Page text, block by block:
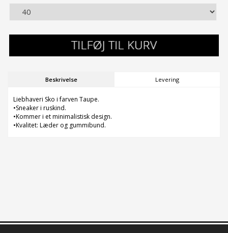
Beskrivelse Levering
Liebhaveri Sko i farven Taupe.
•Sneaker i ruskind.
•Kommer i et minimalistisk design.
•Kvalitet: Læder og gummibund.